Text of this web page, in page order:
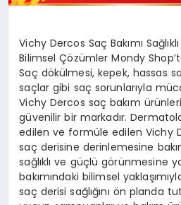
Vichy Dercos Saç Bakımı
Bilimsel Çözümler Mondy
Saç dökülmesi, kepek, hassas
saçlar gibi saç sorunlarıyla
Vichy Dercos saç bakım
güvenilir bir markadır.
edilen ve formüle edilen Vichy
saç derisine derinlemesine
sağlıklı ve güçlü görünmesine
bakımındaki bilimsel
saç derisi sağlığını ön planda